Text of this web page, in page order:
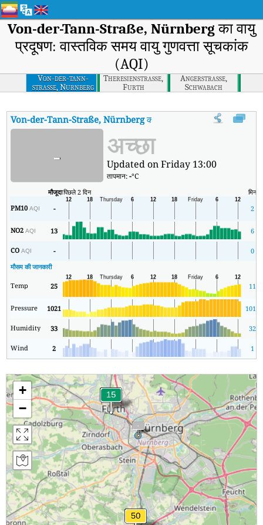
Von-der-Tann-Straße, Nürnberg का वायु
प्रदूषण: वास्तविक समय वायु गुणवत्ता सूचकांक
(AQI)
Von-der-tann-
strasse, Nurnberg
Theresienstrasse,
Furth
Angerstrasse,
Schwabach
Von-der-Tann-Straße, Nürnbergका AQI Von-der-Tann-Straße,
- अच्छा
Updated on Friday 13:00
तापमान:-°C
मौजूदापिछले 2 दिन मिन
PM10AQI - 2
NO2AQI 13 6
COAQI -
0
मौसम की जानकारी
Temp 25 11
Pressure 1021 1015
Humidity 33 32
Wind 2 1
+
−